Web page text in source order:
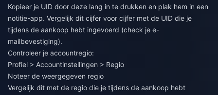
Kopieer je UID door deze lang in te drukken en plak hem in een
notitie-app. Vergelijk dit cijfer voor cijfer met de UID die je
tijdens de aankoop hebt ingevoerd (check je e-
mailbevestiging).
Controleer je accountregio:
Profiel > Accountinstellingen > Regio
Noteer de weergegeven regio
Vergelijk dit met de regio die je tijdens de aankoop hebt